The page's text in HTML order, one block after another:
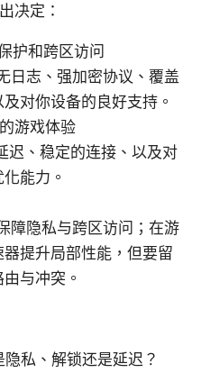
决定：
护和跨区访问
日志、强加密协议、覆盖
对你设备的良好支持。
游戏体验
迟、稳定的连接、以及对
能力。
障隐私与跨区访问；在游
提升局部性能，但要留
与冲突。
私、解锁还是延迟？